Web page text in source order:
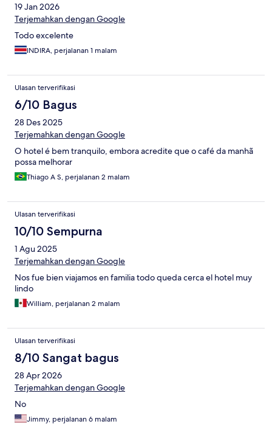
19 Jan 2026
Terjemahkan dengan Google
Todo excelente
INDIRA, perjalanan 1 malam
Ulasan terverifikasi
6/10 Bagus
28 Des 2025
Terjemahkan dengan Google
O hotel é bem tranquilo, embora acredite que o café da manhã
possa melhorar
Thiago A S, perjalanan 2 malam
Ulasan terverifikasi
10/10 Sempurna
1 Agu 2025
Terjemahkan dengan Google
Nos fue bien viajamos en familia todo queda cerca el hotel muy
lindo
William, perjalanan 2 malam
Ulasan terverifikasi
8/10 Sangat bagus
28 Apr 2026
Terjemahkan dengan Google
No
Jimmy, perjalanan 6 malam